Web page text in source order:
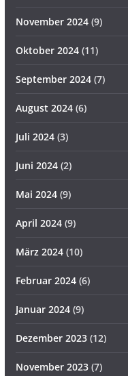
November 2024(9)
Oktober 2024(11)
September 2024(7)
August 2024(6)
Juli 2024(3)
Juni 2024(2)
Mai 2024(9)
April 2024(9)
März 2024(10)
Februar 2024(6)
Januar 2024(9)
Dezember 2023(12)
November 2023(7)